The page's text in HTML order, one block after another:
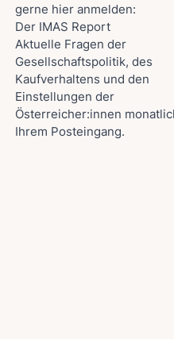
gerne hier anmelden:
Der IMAS Report
Aktuelle Fragen der
Gesellschaftspolitik, des
Kaufverhaltens und den
Einstellungen der
Österreicher:innen
Ihrem Posteingang.